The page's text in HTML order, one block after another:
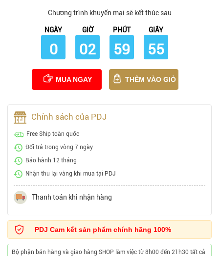
Chương trình khuyến mại sẽ kết thúc sau
NGÀY
0
GIỜ
02
PHÚT
59
GIÂY
54
MUA NGAY THÊM VÀO GIỎ
Chính sách của PDJ
Free Ship toàn quốc
Đổi trả trong vòng 7 ngày
Bảo hành 12 tháng
Nhận thu lại vàng khi mua tại PDJ
Thanh toán khi nhận hàng
PDJ Cam kết sản phẩm chính hãng 100%
Bộ phận bán hàng và giao hàng SHOP làm việc từ 8h00 đến 21h30 tất cả